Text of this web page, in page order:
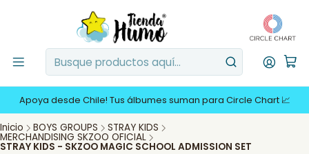
Apoya desde Chile! Tus álbumes suman para Circle Chart 📈
Inicio BOYS GROUPS STRAY KIDS
MERCHANDISING SKZOO OFICIAL
STRAY KIDS - SKZOO MAGIC SCHOOL ADMISSION SET